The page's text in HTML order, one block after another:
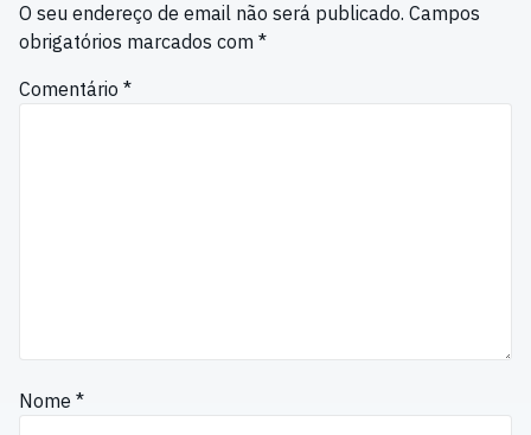
O seu endereço de email não será publicado. Campos
obrigatórios marcados com *
Comentário *
Nome *